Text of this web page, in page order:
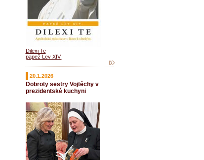
Dilexi Te
papež Lev XIV.
20.1.2026
Dobroty sestry Vojtěchy v
prezidentské kuchyni